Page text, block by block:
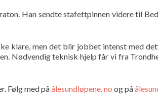
Han sendte stafettpinnen videre til
klare, men det blir jobbet intenst med
Nødvendig teknisk hjelp får vi fra
Følg med påålesundløpene. no og på